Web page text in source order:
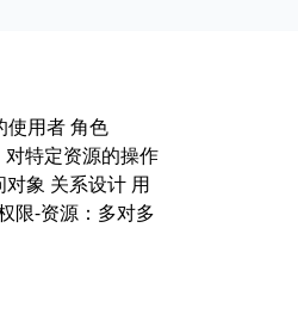
使用者 角色
特定资源的操作
象 关系设计 用
限-资源：多对多